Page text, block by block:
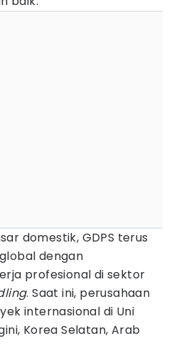
domestik, GDPS terus
dengan
profesional di sektor
. Saat ini, perusahaan
internasional di Uni
Korea Selatan, Arab